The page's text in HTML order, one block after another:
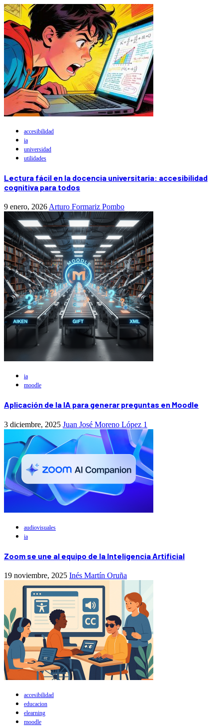
accesibilidad
ia
universidad
utilidades
Lectura fácil en la docencia universitaria: accesibilidad
cognitiva para todos
9 enero, 2026 Arturo Formariz Pombo
ia
moodle
Aplicación de la IA para generar preguntas en Moodle
3 diciembre, 2025 Juan José Moreno López 1
audiovisuales
ia
Zoom se une al equipo de la Inteligencia Artificial
19 noviembre, 2025 Inés Martín Oruña
accesibilidad
educacion
elearning
moodle